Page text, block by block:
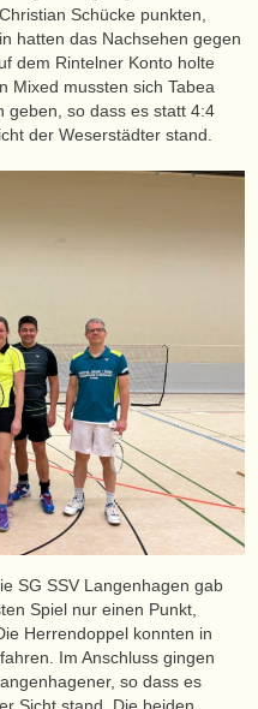
Schücke punkten,
hatten das Nachsehen gegen
dem Rintelner Konto holte
Mixed mussten sich Tabea
geben, so dass es statt 4:4
der Weserstädter stand.
SG SSV Langenhagen gab
Spiel nur einen Punkt,
Herrendoppel konnten in
Im Anschluss gingen
so dass es
Sicht stand. Die beiden